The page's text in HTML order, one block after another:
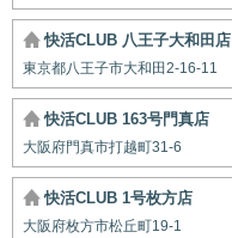
快活CLUB 八王子大和田店
東京都八王子市大和田2-16-11
快活CLUB 163号門真店
大阪府門真市打越町31-6
快活CLUB 1号枚方店
大阪府枚方市松丘町19-1